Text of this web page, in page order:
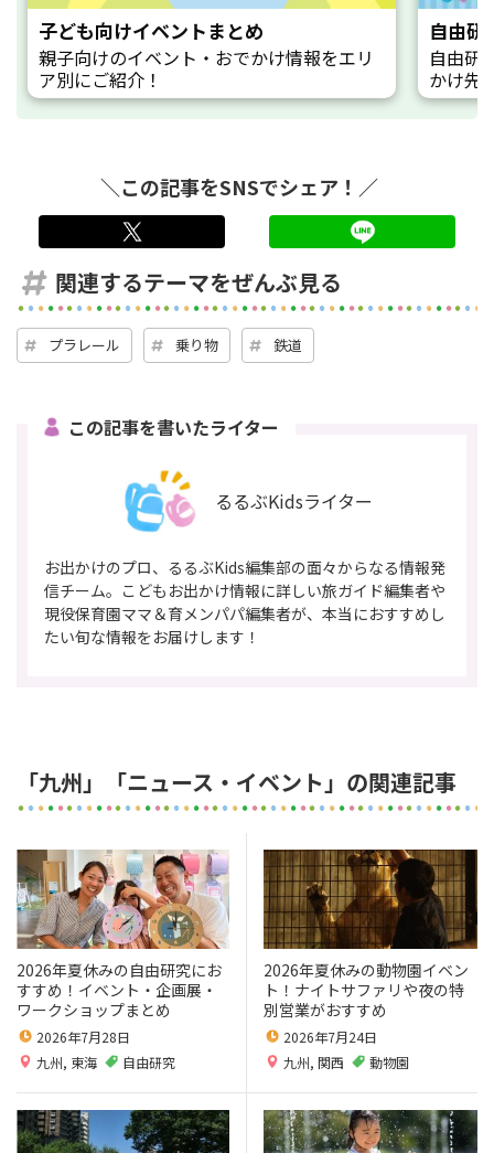
子ども向けイベントまとめ
親子向けのイベント・おでかけ情報をエリ
ア別にご紹介！
自由研
自由研
かけ先
＼この記事をSNSでシェア！／
関連するテーマをぜんぶ見る
プラレール 乗り物 鉄道
この記事を書いたライター
るるぶKidsライター
お出かけのプロ、るるぶKids編集部の面々からなる情報発
信チーム。こどもお出かけ情報に詳しい旅ガイド編集者や
現役保育園ママ＆育メンパパ編集者が、本当におすすめし
たい旬な情報をお届けします！
「九州」「ニュース・イベント」の関連記事
2026年夏休みの自由研究にお
すすめ！イベント・企画展・
ワークショップまとめ
2026年7月28日
九州, 東海 自由研究
2026年夏休みの動物園イベン
ト！ナイトサファリや夜の特
別営業がおすすめ
2026年7月24日
九州, 関西 動物園